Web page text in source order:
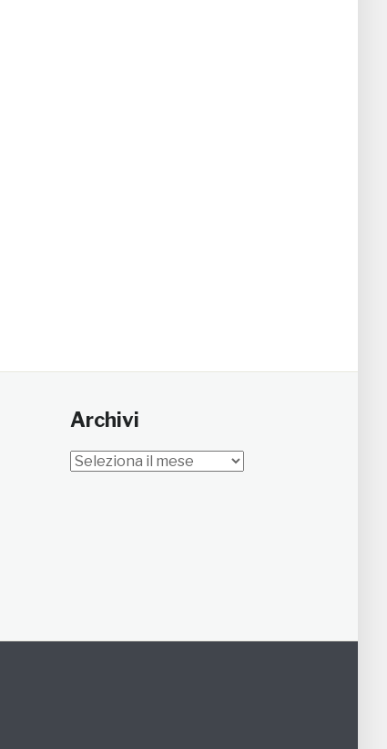
Archivi
Archivi